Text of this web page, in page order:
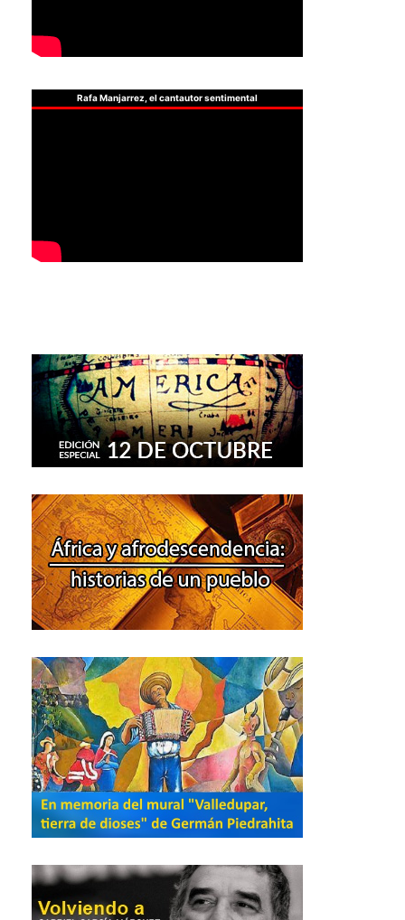
Rafa Manjarrez, el cantautor sentimental